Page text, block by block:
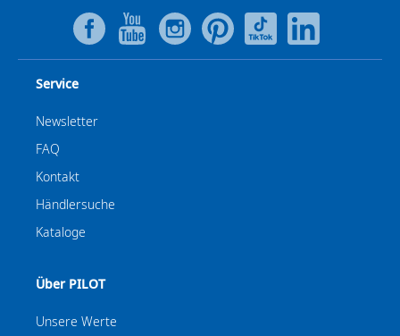
Service
Newsletter
FAQ
Kontakt
Händlersuche
Kataloge
Über PILOT
Unsere Werte